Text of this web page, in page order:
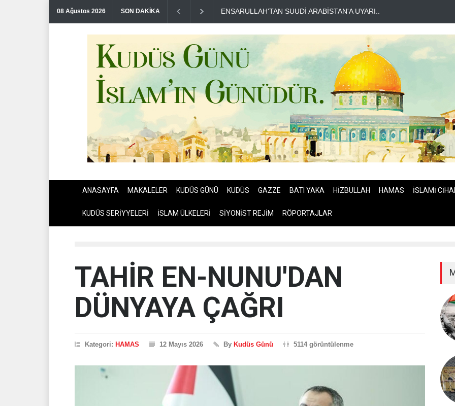
08 Ağustos 2026 SON DAKİKA THE TELEGRAPH: İRAN SAVAŞTAN ZAFERLE ÇIKTI..
ANASAYFA MAKALELER KUDÜS GÜNÜ KUDÜS GAZZE BATI YAKA HİZBULLAH HAMAS İSLAMİ
KUDÜS SERİYYELERİ İSLAM ÜLKELERİ SİYONİST REJİM RÖPORTAJLAR
TAHİR EN-NUNU'DAN
DÜNYAYA ÇAĞRI
Kategori: HAMAS 12 Mayıs 2026 By Kudüs Günü 5114 görüntülenme